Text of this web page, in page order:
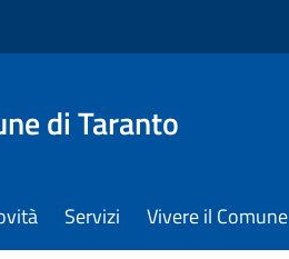
di Taranto
Servizi Vivere il Comune